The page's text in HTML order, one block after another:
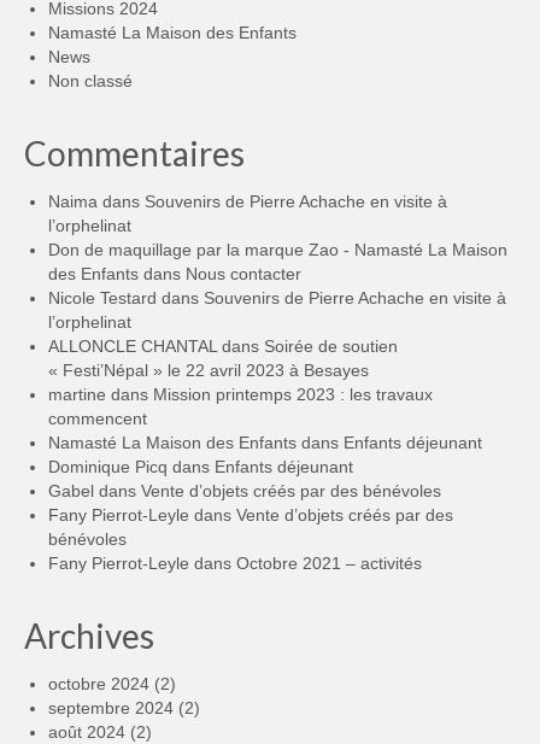
Missions 2024
Namasté La Maison des Enfants
News
Non classé
Commentaires
Naima dans Souvenirs de Pierre Achache en visite à
l’orphelinat
Don de maquillage par la marque Zao - Namasté La Maison
des Enfants dans Nous contacter
Nicole Testard dans Souvenirs de Pierre Achache en visite à
l’orphelinat
ALLONCLE CHANTAL dans Soirée de soutien
« Festi’Népal » le 22 avril 2023 à Besayes
martine dans Mission printemps 2023 : les travaux
commencent
Namasté La Maison des Enfants dans Enfants déjeunant
Dominique Picq dans Enfants déjeunant
Gabel dans Vente d’objets créés par des bénévoles
Fany Pierrot-Leyle dans Vente d’objets créés par des
bénévoles
Fany Pierrot-Leyle dans Octobre 2021 – activités
Archives
octobre 2024 (2)
septembre 2024 (2)
août 2024 (2)